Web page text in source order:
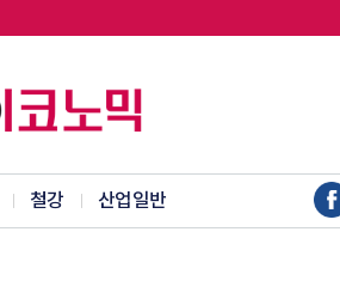
철강 산업일반